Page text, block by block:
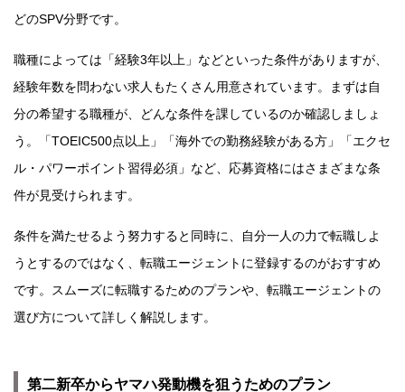
どのSPV分野です。
職種によっては「経験3年以上」などといった条件がありますが、
経験年数を問わない求人もたくさん用意されています。まずは自
分の希望する職種が、どんな条件を課しているのか確認しましょ
う。「TOEIC500点以上」「海外での勤務経験がある方」「エクセ
ル・パワーポイント習得必須」など、応募資格にはさまざまな条
件が見受けられます。
条件を満たせるよう努力すると同時に、自分一人の力で転職しよ
うとするのではなく、転職エージェントに登録するのがおすすめ
です。スムーズに転職するためのプランや、転職エージェントの
選び方について詳しく解説します。
第二新卒からヤマハ発動機を狙うためのプラン